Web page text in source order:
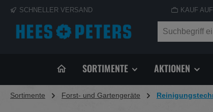
Zur Hauptnavigation springen
SCHNELLER VERSAND KAUF
SORTIMENTE AKTIONEN
Sortimente Forst- und Gartengeräte